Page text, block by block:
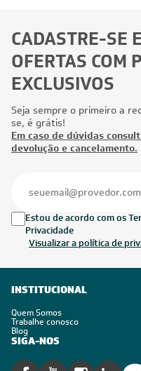
CADASTRE-SE
OFERTAS COM
EXCLUSIVOS
Seja sempre o primeiro a
se, é grátis!
Em caso de dúvidas
devolução e cancelamento.
Estou de acordo com os
Privacidade
Visualizar a política de
INSTITUCIONAL
Quem Somos
Trabalhe conosco
Blog
SIGA-NOS